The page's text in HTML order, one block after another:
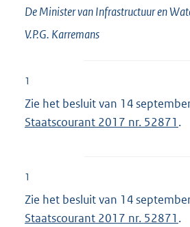
De Minister van Infrastructuur en
V.P.G. Karremans
1
Zie het besluit van 14
Staatscourant 2017 nr. 52871 .
1
Zie het besluit van 14
Staatscourant 2017 nr. 52871 .